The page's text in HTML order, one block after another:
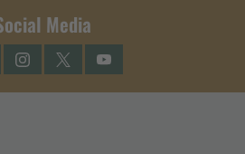
Media
InstagramTwitter YouTube